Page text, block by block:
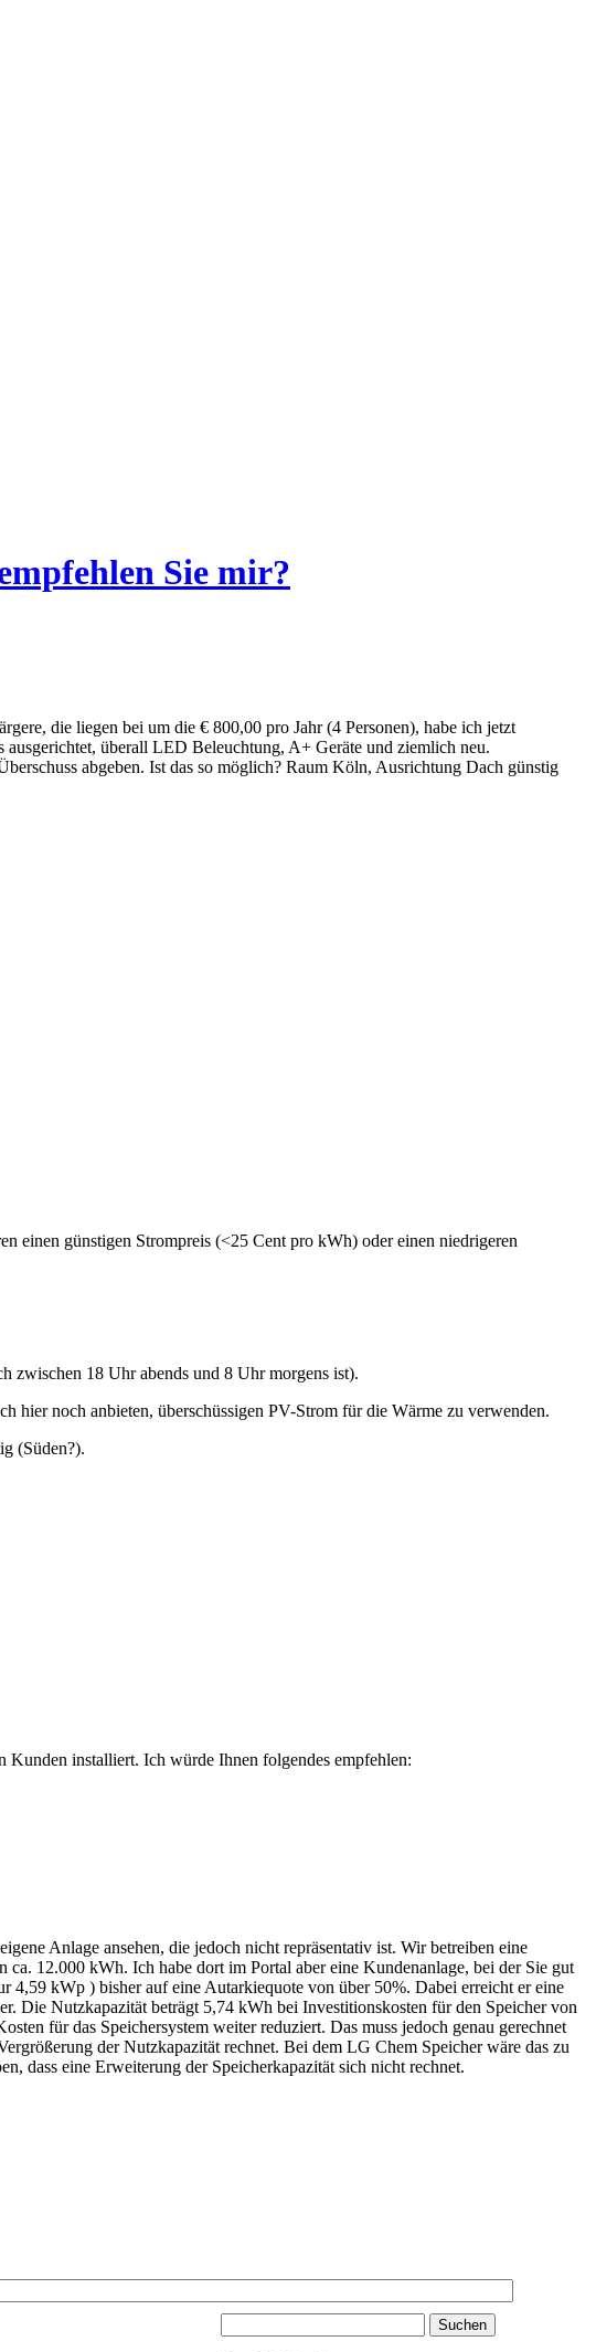
Sie mir?
die liegen bei um die € 800,00 pro Jahr (4 Personen), habe ich jetzt
ausgerichtet, überall LED Beleuchtung, A+ Geräte und ziemlich neu.
abgeben. Ist das so möglich? Raum Köln, Ausrichtung Dach günstig
einen günstigen Strompreis (<25 Cent pro kWh) oder einen niedrigeren
zwischen 18 Uhr abends und 8 Uhr morgens ist).
hier noch anbieten, überschüssigen PV-Strom für die Wärme zu verwenden.
(Süden?).
Kunden installiert. Ich würde Ihnen folgendes empfehlen:
Anlage ansehen, die jedoch nicht repräsentativ ist. Wir betreiben eine
12.000 kWh. Ich habe dort im Portal aber eine Kundenanlage, bei der Sie gut
kWp ) bisher auf eine Autarkiequote von über 50%. Dabei erreicht er eine
Die Nutzkapazität beträgt 5,74 kWh bei Investitionskosten für den Speicher von
für das Speichersystem weiter reduziert. Das muss jedoch genau gerechnet
der Nutzkapazität rechnet. Bei dem LG Chem Speicher wäre das zu
dass eine Erweiterung der Speicherkapazität sich nicht rechnet.